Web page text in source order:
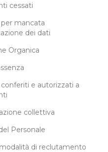
cessati
per mancata
dei dati
Organica
conferiti e autorizzati a
collettiva
Personale
di reclutamento